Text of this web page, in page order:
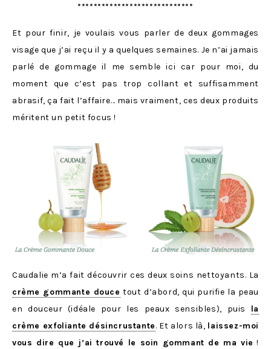
*****************************
Et pour finir, je voulais vous parler de deux gommages
visage que j’ai reçu il y a quelques semaines. Je n’ai jamais
parlé de gommage il me semble ici car pour moi, du
moment que c’est pas trop collant et suffisamment
abrasif, ça fait l’affaire… mais vraiment, ces deux produits
méritent un petit focus !
Caudalie m’a fait découvrir ces deux soins nettoyants. La
crème gommante douce tout d’abord, qui purifie la peau
en douceur (idéale pour les peaux sensibles), puis la
crème exfoliante désincrustante. Et alors là, laissez-moi
vous dire que j’ai trouvé le soin gommant de ma vie !